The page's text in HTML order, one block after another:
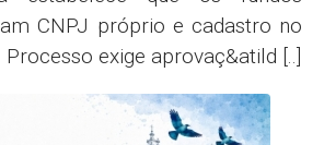
CNPJ próprio e cadastro no
Processo exige aprovaç&atild [..]